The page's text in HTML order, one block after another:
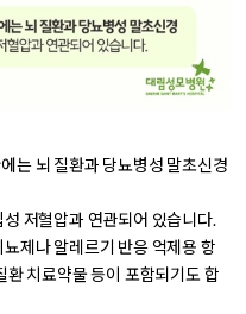
는 뇌 질환과 당뇨병성 말초신경
저혈압과 연관되어 있습니다.
제나 알레르기 반응 억제용 항
치료약물 등이 포함되기도 합